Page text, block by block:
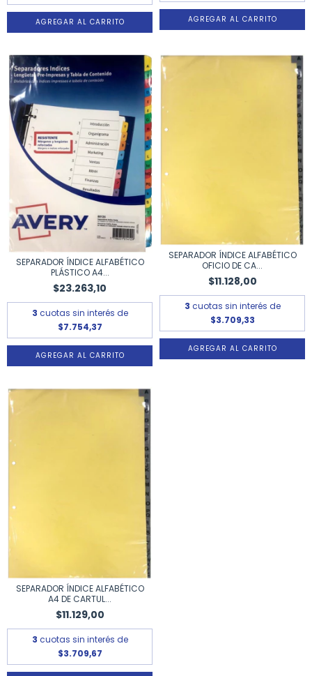
SEPARADOR ÍNDICE ALFABÉTICO
PLÁSTICO A4...
$23.263,10
3 cuotas sin interés de
$7.754,37
SEPARADOR ÍNDICE ALFABÉTICO
OFICIO DE CA...
$11.128,00
3 cuotas sin interés de
$3.709,33
SEPARADOR ÍNDICE ALFABÉTICO
A4 DE CARTUL...
$11.129,00
3 cuotas sin interés de
$3.709,67